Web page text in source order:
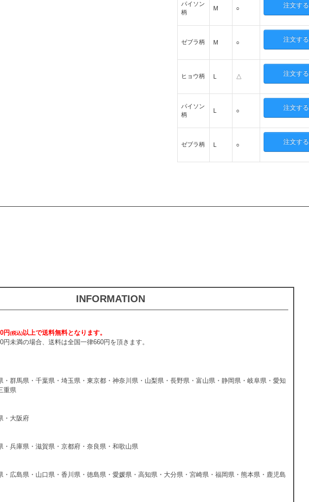
パイソン
柄
M ○ 注文する
ゼブラ柄 M ○ 注文する
ヒョウ柄 L △ 注文する
パイソン
柄
L ○ 注文する
ゼブラ柄 L ○ 注文する
INFORMATION
円(税込)以上で送料無料となります。
未満の場合、送料は全国一律660円を頂きます。
・群馬県・千葉県・埼玉県・東京都・神奈川県・山梨県・長野県・富山県・静岡県・岐阜県・愛知
重県
・大阪府
・兵庫県・滋賀県・京都府・奈良県・和歌山県
・広島県・山口県・香川県・徳島県・愛媛県・高知県・大分県・宮崎県・福岡県・熊本県・鹿児島